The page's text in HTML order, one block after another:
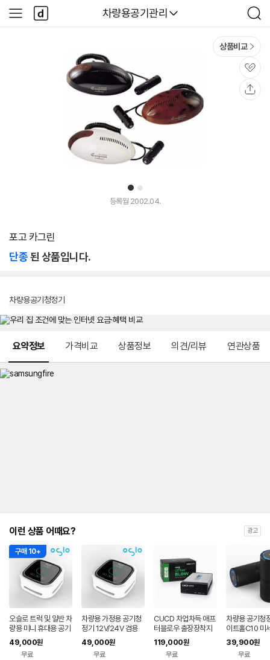
다나와
차량용공기관리
검
색
사
이
다
나
와
1 2
상품비교
관
심
등록월 2002.04.
포고 카그린
단종된 상품입니다.
차량용공기청정기
요약정보 가격비교 상품정보 의견/리뷰 연관상품
이런 상품 어때요? 광고
구매 10+
오슬로 트럭 및 일반 차
량용 미니 휴대용 공기
청정기 화이트
49,000원
무료
차량용 가정용 공기청
정기 12V/24V 겸용
카본섬유 필터 오슬로
화이트
49,000원
무료
CUCD 차업차득 애프
터블로우 출장장착지
원 차량용 에어컨 냄새
습기 제거 2026 신제
119,000원
무료
차량용 공기청
이트홀C10 미
상태표시 디스
스토어팜
39,900원
무료